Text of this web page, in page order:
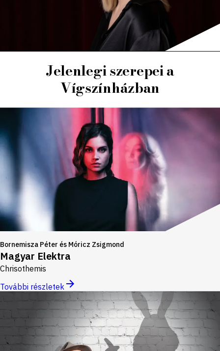
Jelenlegi szerepei a
Vígszínházban
Bornemisza Péter és Móricz Zsigmond
Magyar Elektra
Chrisothemis
További részletek